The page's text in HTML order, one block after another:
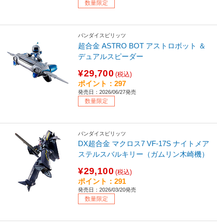
数量限定
バンダイスピリッツ
超合金 ASTRO BOT アストロボット ＆
デュアルスピーダー
¥29,700 (税込)
ポイント：297
発売日：2026/06/27発売
数量限定
バンダイスピリッツ
DX超合金 マクロス7 VF-17S ナイトメア
ステルスバルキリー（ガムリン木崎機）
¥29,100 (税込)
ポイント：291
発売日：2026/03/20発売
数量限定